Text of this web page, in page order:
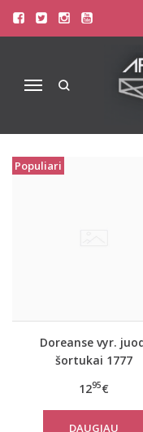
Navigacija
PREKIŲ
Prekių
Populiari
Doreanse vyr.
šortukai 1777
1295€
DAUGIAU